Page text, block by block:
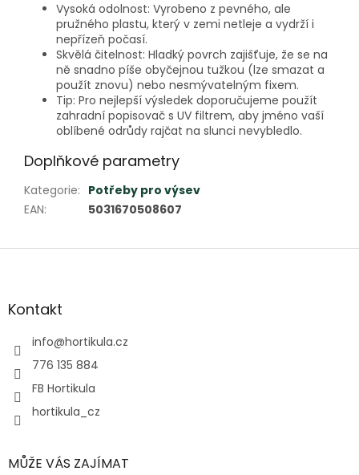
Vysoká odolnost: Vyrobeno z pevného, ale
pružného plastu, který v zemi netleje a vydrží i
nepřízeň počasí.
Skvělá čitelnost: Hladký povrch zajišťuje, že se na
ně snadno píše obyčejnou tužkou (lze smazat a
použít znovu) nebo nesmývatelným fixem.
Tip: Pro nejlepší výsledek doporučujeme použít
zahradní popisovač s UV filtrem, aby jméno vaší
oblíbené odrůdy rajčat na slunci nevybledlo.
Doplňkové parametry
Kategorie: Potřeby pro výsev
EAN: 5031670508607
Z
aKontakt
info@hortikula.cz
776 135 884
FB Hortikula
hortikula_cz
MŮŽE VÁS ZAJÍMAT